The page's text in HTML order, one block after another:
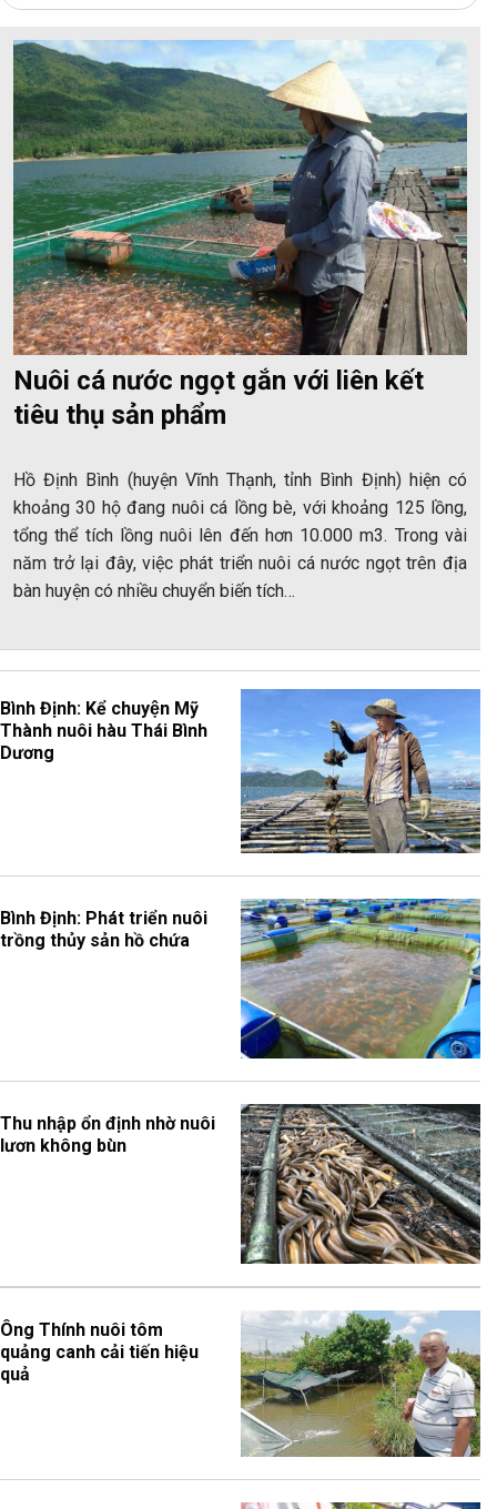
Nuôi cá nước ngọt gắn với liên kết
tiêu thụ sản phẩm
Hồ Định Bình (huyện Vĩnh Thạnh, tỉnh Bình Định) hiện có
khoảng 30 hộ đang nuôi cá lồng bè, với khoảng 125 lồng,
tổng thể tích lồng nuôi lên đến hơn 10.000 m3. Trong vài
năm trở lại đây, việc phát triển nuôi cá nước ngọt trên địa
bàn huyện có nhiều chuyển biến tích…
Bình Định: Kể chuyện Mỹ
Thành nuôi hàu Thái Bình
Dương
Bình Định: Phát triển nuôi
trồng thủy sản hồ chứa
Thu nhập ổn định nhờ nuôi
lươn không bùn
Ông Thính nuôi tôm
quảng canh cải tiến hiệu
quả